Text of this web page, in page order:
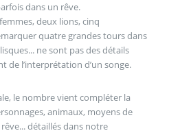
dans un rêve.
deux lions, cinq
quatre grandes tours dans
ne sont pas des détails
de l’interprétation d’un songe.
le nombre vient compléter la
animaux, moyens de
détaillés dans notre